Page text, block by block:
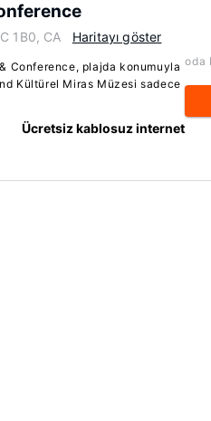
1B0, CA Haritayı göster
Conference, plajda konumuyla
Kültürel Miras Müzesi sadece
Ücretsiz kablosuz internet
oda